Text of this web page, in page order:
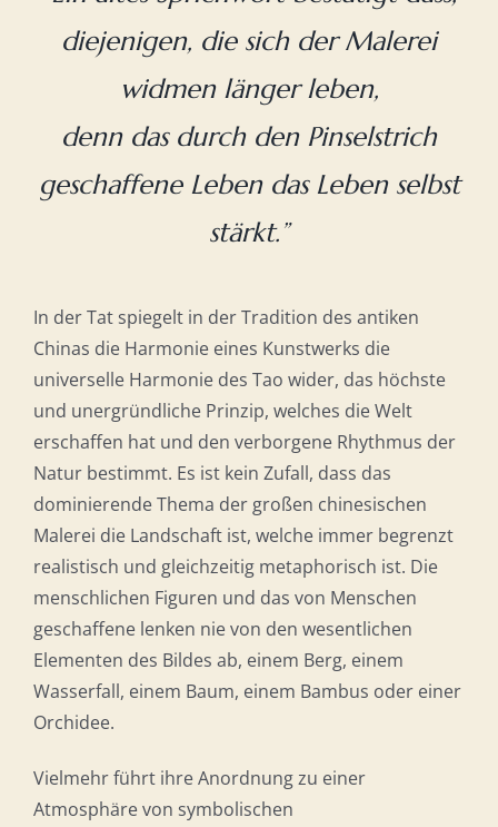
diejenigen, die sich der Malerei
widmen länger leben,
denn das durch den Pinselstrich
geschaffene Leben das Leben selbst
stärkt.”
In der Tat spiegelt in der Tradition des antiken
Chinas die Harmonie eines Kunstwerks die
universelle Harmonie des Tao wider, das höchste
und unergründliche Prinzip, welches die Welt
erschaffen hat und den verborgene Rhythmus der
Natur bestimmt. Es ist kein Zufall, dass das
dominierende Thema der großen chinesischen
Malerei die Landschaft ist, welche immer begrenzt
realistisch und gleichzeitig metaphorisch ist. Die
menschlichen Figuren und das von Menschen
geschaffene lenken nie von den wesentlichen
Elementen des Bildes ab, einem Berg, einem
Wasserfall, einem Baum, einem Bambus oder einer
Orchidee.
Vielmehr führt ihre Anordnung zu einer
Atmosphäre von symbolischen